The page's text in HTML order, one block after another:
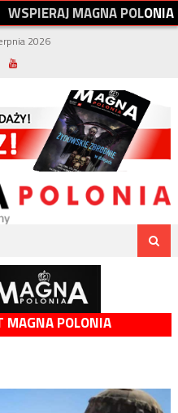
WSPIERAJMAGNAPOLONIA
2026
MAGNA POLONIA